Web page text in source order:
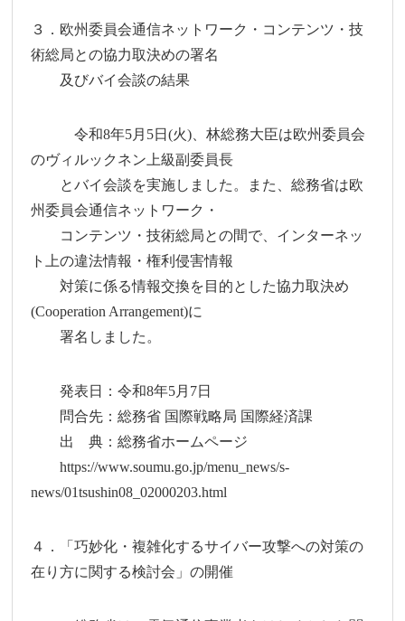
３．欧州委員会通信ネットワーク・コンテンツ・技
術総局との協力取決めの署名
及びバイ会談の結果
令和8年5月5日(火)、林総務大臣は欧州委員会
のヴィルックネン上級副委員長
とバイ会談を実施しました。また、総務省は欧
州委員会通信ネットワーク・
コンテンツ・技術総局との間で、インターネッ
ト上の違法情報・権利侵害情報
対策に係る情報交換を目的とした協力取決め
(Cooperation Arrangement)に
署名しました。
発表日：令和8年5月7日
問合先：総務省 国際戦略局 国際経済課
出 典：総務省ホームページ
https://www.soumu.go.jp/menu_news/s-
news/01tsushin08_02000203.html
４．「巧妙化・複雑化するサイバー攻撃への対策の
在り方に関する検討会」の開催